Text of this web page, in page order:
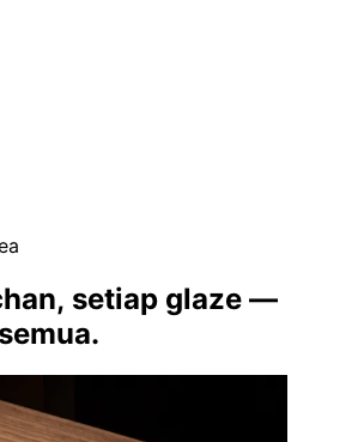
setiap glaze —